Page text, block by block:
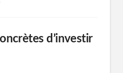
d’investir